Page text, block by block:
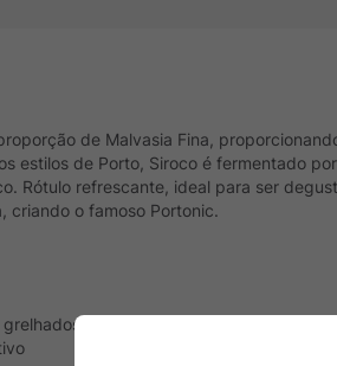
de Malvasia Fina,
estilos de Porto, Siroco é fermentado
Rótulo refrescante, ideal para ser
criando o famoso Portonic.
sobremesas a base de